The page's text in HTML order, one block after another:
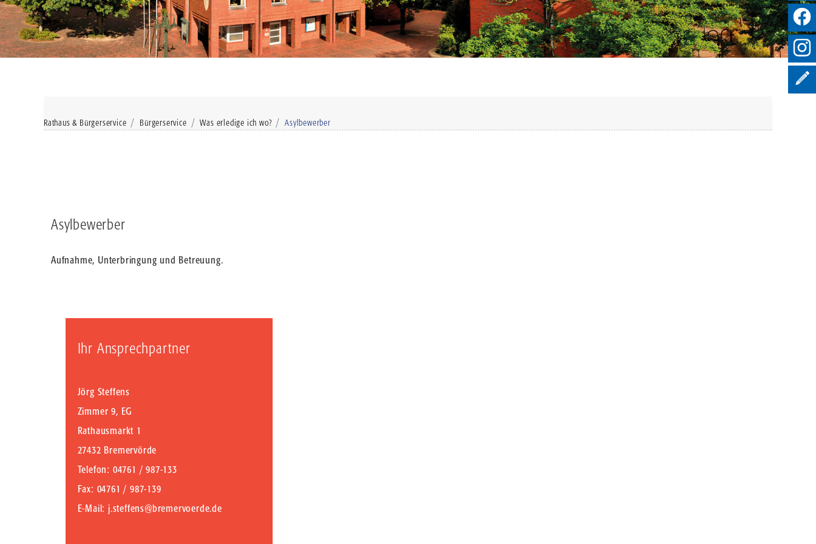
Rathaus & Bürgerservice Bürgerservice Was erledige ich wo? Asylbewerber
Asylbewerber
Aufnahme, Unterbringung und Betreuung.
Ihr Ansprechpartner
Jörg Steffens
Zimmer 9, EG
Rathausmarkt 1
27432 Bremervörde
Telefon: 04761 / 987-133
Fax: 04761 / 987-139
E-Mail: j.steffens@bremervoerde.de